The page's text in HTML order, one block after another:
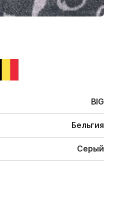
BIG
Бельгия
Серый